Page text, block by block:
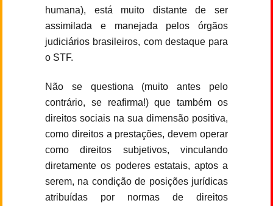
humana), está muito distante de ser
assimilada e manejada pelos órgãos
judiciários brasileiros, com destaque para
o STF.
Não se questiona (muito antes pelo
contrário, se reafirma!) que também os
direitos sociais na sua dimensão positiva,
como direitos a prestações, devem operar
como direitos subjetivos, vinculando
diretamente os poderes estatais, aptos a
serem, na condição de posições jurídicas
atribuídas por normas de direitos